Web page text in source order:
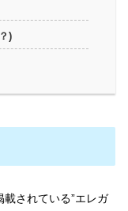
)
されている”エレガ